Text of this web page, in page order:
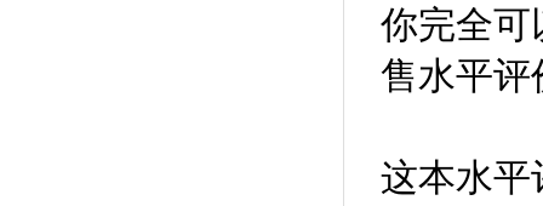
你完全可
售水平评
这本水平